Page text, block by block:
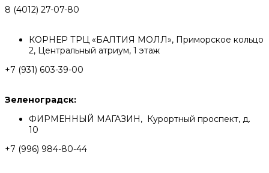
8 (4012) 27-07-80
КОРНЕР ТРЦ «БАЛТИЯ МОЛЛ», Приморское кольцо
2, Центральный атриум, 1 этаж
+7 (931) 603-39-00
Зеленоградск:
ФИРМЕННЫЙ МАГАЗИН, Курортный проспект, д.
10
+7 (996) 984-80-44